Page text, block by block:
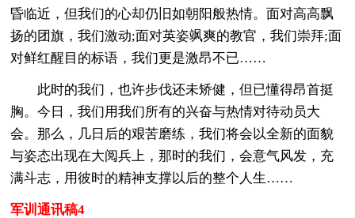
昏临近，但我们的心却仍旧如朝阳般热情。面对高高飘
扬的团旗，我们激动;面对英姿飒爽的教官，我们崇拜;面
对鲜红醒目的标语，我们更是激昂不已……
此时的我们，也许步伐还未矫健，但已懂得昂首挺
胸。今日，我们用我们所有的兴奋与热情对待动员大
会。那么，几日后的艰苦磨练，我们将会以全新的面貌
与姿态出现在大阅兵上，那时的我们，会意气风发，充
满斗志，用彼时的精神支撑以后的整个人生……
军训通讯稿4